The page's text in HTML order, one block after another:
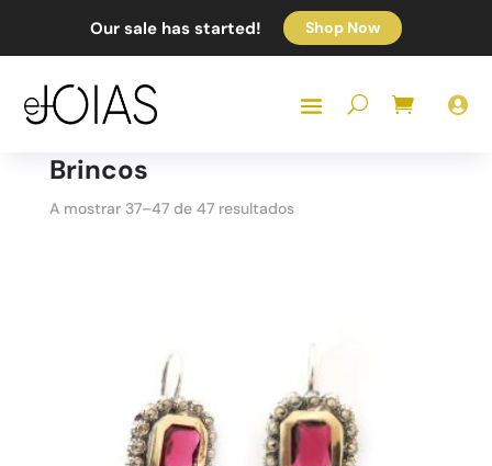
Our sale has started! Shop Now

Brincos
A mostrar 37–47 de 47 resultadosSorted